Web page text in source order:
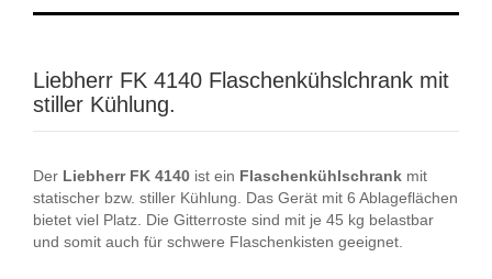
Liebherr FK 4140 Flaschenkühslchrank mit
stiller Kühlung.
Der Liebherr FK 4140 ist ein Flaschenkühlschrank mit
statischer bzw. stiller Kühlung. Das Gerät mit 6 Ablageflächen
bietet viel Platz. Die Gitterroste sind mit je 45 kg belastbar
und somit auch für schwere Flaschenkisten geeignet.